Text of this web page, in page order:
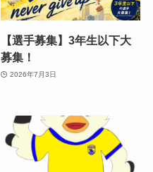
【選手募集】3年生以下大
募集！
2026年7月3日